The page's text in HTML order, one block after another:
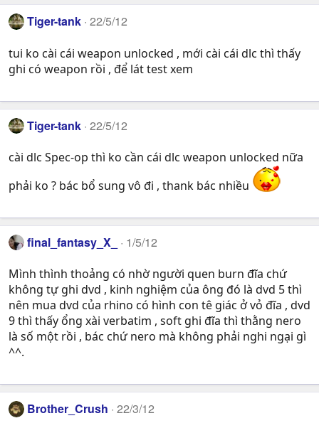
Tiger-tank 22/5/12
tui ko cài cái weapon unlocked , mới cài cái dlc thì thấy
ghi có weapon rồi , để lát test xem
Tiger-tank 22/5/12
cài dlc Spec-op thì ko cần cái dlc weapon unlocked nữa
phải ko ? bác bổ sung vô đi , thank bác nhiều
final_fantasy_X_ 1/5/12
Mình thình thoảng có nhờ người quen burn đĩa chứ
không tự ghi dvd , kinh nghiệm của ông đó là dvd 5 thì
nên mua dvd của rhino có hình con tê giác ở vỏ đĩa , dvd
9 thì thấy ổng xài verbatim , soft ghi đĩa thì thằng nero
là số một rồi , bác chứ nero mà không phải nghi ngại gì
^^.
Brother_Crush 22/3/12